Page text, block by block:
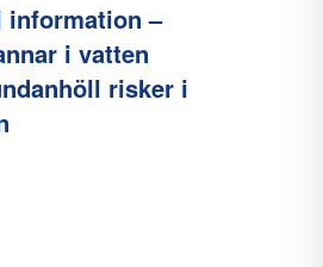
information –
i vatten
risker i